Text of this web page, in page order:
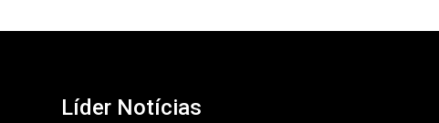
Líder Notícias